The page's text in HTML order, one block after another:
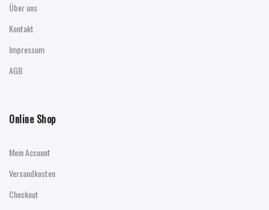
Über uns
Kontakt
Impressum
AGB
Online Shop
Mein Account
Versandkosten
Checkout